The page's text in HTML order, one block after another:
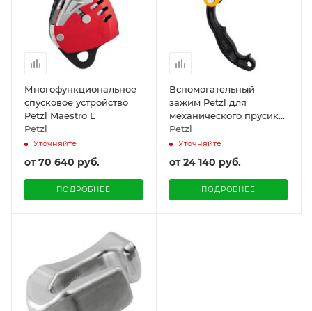
Многофункциональное
спусковое устройство
Petzl Maestro L
Petzl
Уточняйте
от70 640 руб.
ПОДРОБНЕЕ
Вспомогательный
зажим Petzl для
механического прусика
Chicane
Petzl
Уточняйте
от24 140 руб.
ПОДРОБНЕЕ